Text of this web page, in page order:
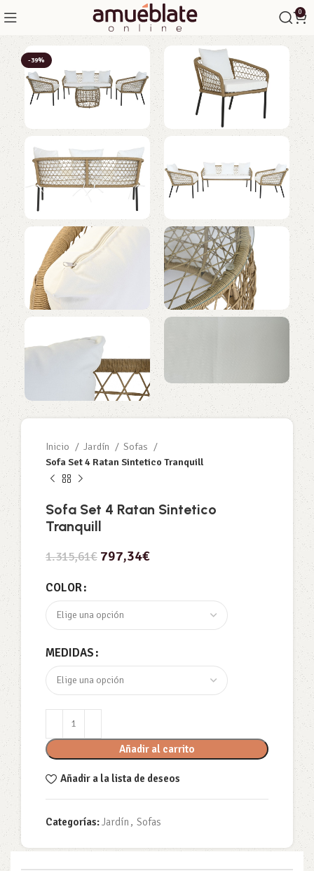
0
-39%
Inicio Jardín
Sofas
Sofa Set 4 Ratan Sintetico Tranquill
Sofa Set 4 Ratan Sintetico
Tranquill
1.315,61€ 797,34€
COLOR
MEDIDAS
Añadir al carrito
Añadir a la lista de deseos
Categorías:Jardín , Sofas